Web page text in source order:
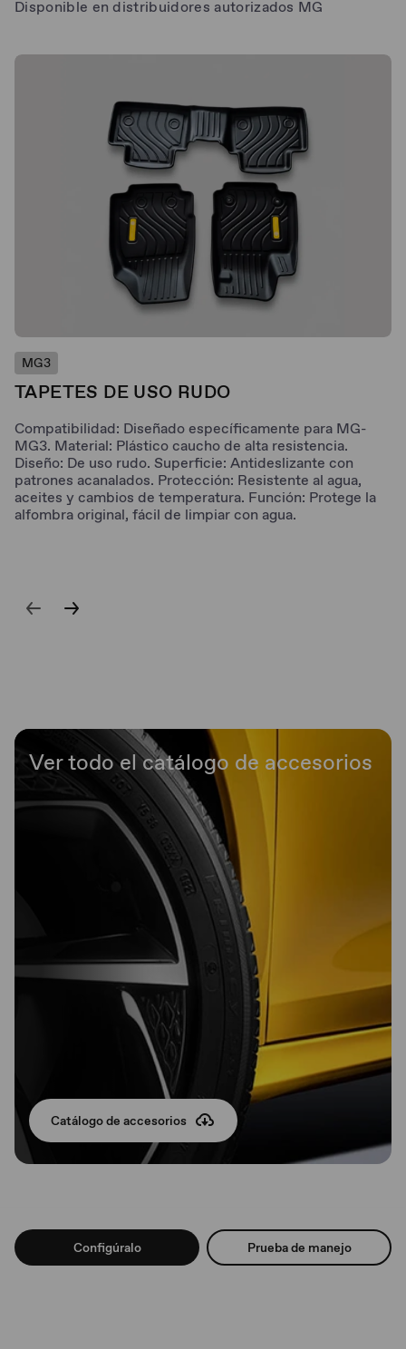
Disponible en distribuidores autorizados MG
MG3
TAPETES DE USO RUDO
Compatibilidad: Diseñado específicamente para MG-
MG3. Material: Plástico caucho de alta resistencia.
Diseño: De uso rudo. Superficie: Antideslizante con
patrones acanalados. Protección: Resistente al agua,
aceites y cambios de temperatura. Función: Protege la
alfombra original, fácil de limpiar con agua.
Ver todo el catálogo de accesorios
Catálogo de accesorios
Configúralo Prueba de manejo